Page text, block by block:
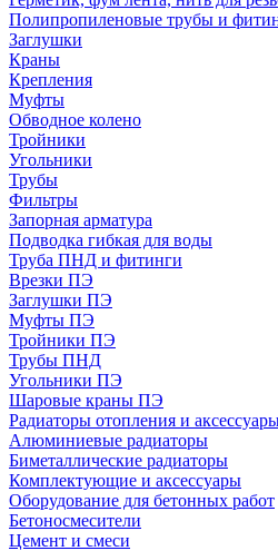
Полипропиленовые трубы и
Заглушки
Краны
Крепления
Муфты
Обводное колено
Тройники
Угольники
Трубы
Фильтры
Запорная арматура
Подводка гибкая для воды
Труба ПНД и фитинги
Врезки ПЭ
Заглушки ПЭ
Муфты ПЭ
Тройники ПЭ
Трубы ПНД
Угольники ПЭ
Шаровые краны ПЭ
Радиаторы отопления и
Алюминиевые радиаторы
Биметаллические радиаторы
Комплектующие и аксессуары
Оборудование для бетонных работ
Бетоносмесители
Цемент и смеси